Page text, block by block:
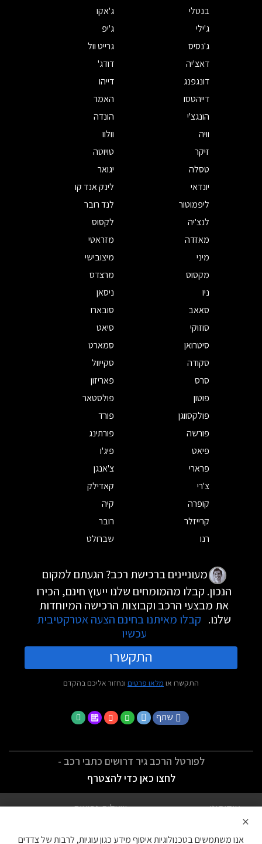
בנטלי
ג'אקו
ג'ילי
ג'יפ
ג'נסיס
גרייט וול
דאצ'יה
דודג'
דונגפנג
דייהו
דייהטסו
האמר
הונגצ'י
הונדה
וויה
וולוו
זיקר
טויוטה
טסלה
יגואר
יונדאי
לינק אנד קו
ליפמוטור
לנד רובר
לנצ'יה
לקסוס
מאזדה
מזראטי
מיני
מיצובישי
מקסוס
מרצדס
ניו
ניסאן
סאאב
סובארו
סוזוקי
סיאט
סיטרואן
סמארט
סקודה
סקייוול
סרס
פאריזון
פוטון
פולסטאר
פולקסווגן
פורד
פורשה
פורתינג
פיאט
פיג'ו
פרארי
צ'אנגן
צ'רי
קאדילק
קופרה
קיה
קרייזלר
רובר
רנו
שברולט
מעוניינים ברכישת רכב? הגעתם למקום
הנכון. קבלו מהמומחים שלנו ייעוץ חינם, הכירו
את מבצעי הרכב וקבוצות הרכישה המיוחדות
שלנו. קבלו מאיתנו בחינם הצעה אטרקטיבית
עכשיו
התקשרו
התקשרו או מלאו פרטים ונחזור אליכם בהקדם
שתף
לפורטל הרכב גיר דרושים כתבי רכב -
לחצו כאן כדי להצטרף
אודותינו
שאלות נפוצות
×
אנו משתמשים בטכנולוגיות איסוף מידע כגון עוגיות, לרבות של צדדים